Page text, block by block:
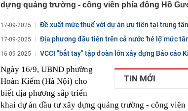
22:07
Không cần tặng quà, 5 câu nói này đủ
22:03
Ukraine tập kích Crimea, phá hủy hệ
của Nga
22:02
Nam NSND, Giám đốc Nhà hát Chèo
vợ thiếu tá kém 12 tuổi
21:51
Một ô tô biển 29A "dính" gần 100 lần
định: Riêng tháng 7/2026 vi phạm 21 lần
21:37
Tổng thống Trump bực bội vì lộ tin về kho
21:35
Du khách Tây: Không khí tập thể dục
dựng quảng trường - công viên phía đông Hồ
17-09-2025 Đề xuất mức thuế với dự án ưu tiên tại trung
17-09-2025 Địa phương đầu tiên trên cả nước 'hé lộ' mức
16-09-2025 VCCI "bắt tay" tập đoàn lớn xây dựng Báo cáo
TIN MỚI
Ngày 16/9, UBND phường
Hoàn Kiếm (Hà Nội) cho
biết địa phương sắp triển
khai dự án đầu tư xây dựng quảng trường - công